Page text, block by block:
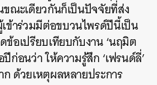
ณะเดียวกันก็เป็นปัจจัยที่ส่ง
ข้าร่วมมีต่อขบวนไพรด์ปีนี้เป็น
ข้อเปรียบเทียบกับงาน ‘นฤมิต
ก่อนว่า ให้ความรู้สึก ‘เฟรนด์ลี่’
ด้วยเหตุผลหลายประการ